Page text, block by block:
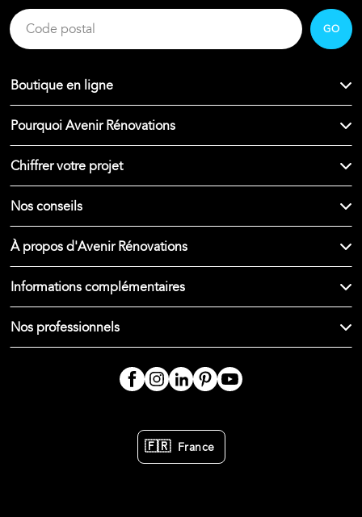
GO
Boutique en ligne
Pourquoi Avenir Rénovations
Chiffrer votre projet
Nos conseils
À propos d'Avenir Rénovations
Informations complémentaires
Nos professionnels
🇫🇷 France